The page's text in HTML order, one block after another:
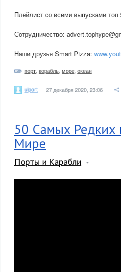
Плейлист со всеми выпусками топ
Сотрудничество:
Наши друзья Smart Pizza:
порт корабль море океан
ulport 27 декабря 2020, 23:06
50 Самых
Мире
Порты и Карабли